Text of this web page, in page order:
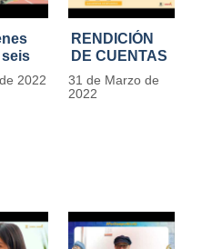
del
con
2022
RENDICIÓN
DE CUENTAS
IDIPRON |
Vigencia 2021
31 de Marzo de
2022